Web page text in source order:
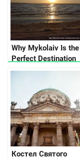
Why Mykolaiv Is the
Perfect Destination
for Your 2026
Костел Святого